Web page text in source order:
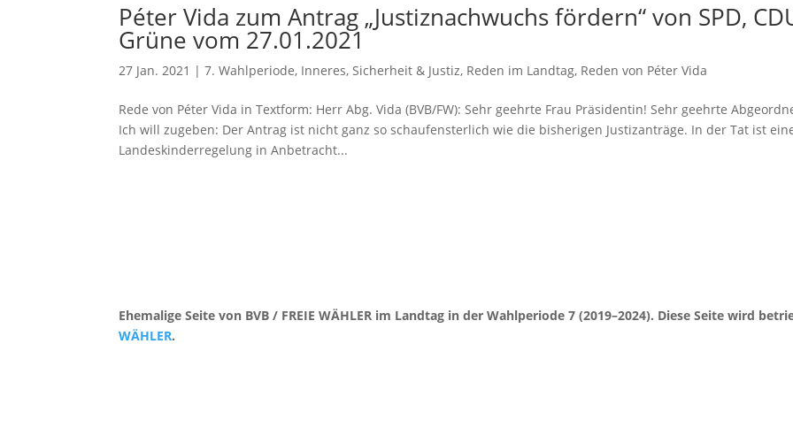
Péter Vida zum Antrag „Justiznachwuchs fördern“ von SPD,
Grüne vom 27.01.2021
27 Jan. 2021 |7. Wahlperiode, Inneres, Sicherheit & Justiz, Reden im Landtag, Reden von Péter Vida
Rede von Péter Vida in Textform: Herr Abg. Vida (BVB/FW): Sehr geehrte Frau Präsidentin! Sehr geehrte
Ich will zugeben: Der Antrag ist nicht ganz so schaufensterlich wie die bisherigen Justizanträge. In der Tat ist
Landeskinderregelung in Anbetracht...
Ehemalige Seite von BVB / FREIE WÄHLER im Landtag in der Wahlperiode 7 (2019–2024). Diese Seite wird
WÄHLER.